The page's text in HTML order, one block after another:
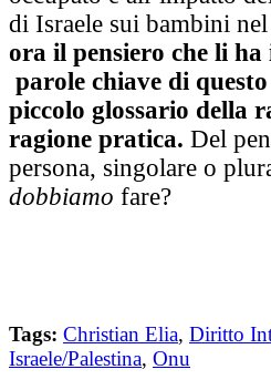
di Israele sui bambini
ora il pensiero che li
parole chiave di questo
piccolo glossario della
ragione pratica. Del
persona, singolare o
dobbiamo fare?
Tags: Christian Elia, Diritto
Israele/Palestina, Onu